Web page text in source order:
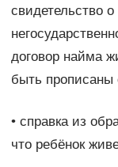
свидетельство
договор найма
быть прописаны
• справка из
что ребёнок